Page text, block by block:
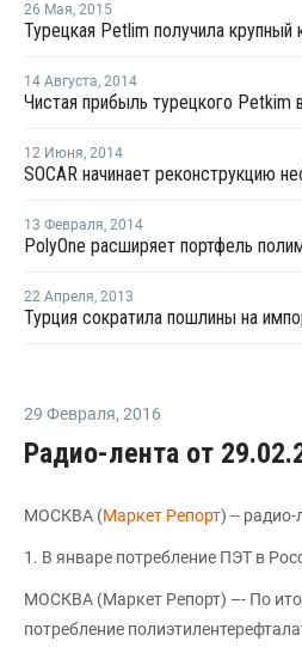
26 Мая, 2015
Турецкая Petlim получила крупный
14 Августа, 2014
12 Июня, 2014
13 Февраля, 2014
PolyOne расширяет портфель
22 Апреля, 2013
29 Февраля, 2016
Радио-лента от
МОСКВА (Маркет Репорт) -- радио-
1. В январе потребление ПЭТ в
МОСКВА (Маркет Репорт) –- По
потребление